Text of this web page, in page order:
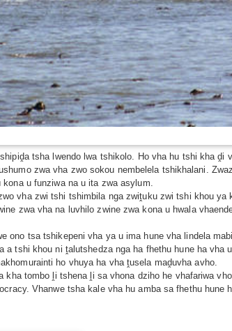
tsha lwendo lwa tshikolo. Ho vha hu tshi kha
zwa vha zwo sokou nembelela tshikhalani.
u funziwa na u ita zwa asylum.
vha zwi tshi tshimbila nga zwiṱuku zwi tshi khou
zwa vha na luvhilo zwine zwa kona u hwala
ono tsa tshikepeni vha ya u ima hune vha lindela
tshi khou ni ṱalutshedza nga ha fhethu hune ha
ho vhuya ha vha ṱusela maḓuvha avho.
tombo ḽi tshena ḽi sa vhona dziho he vhafariwa
Vhanwe tsha kale vha hu amba sa fhethu hune